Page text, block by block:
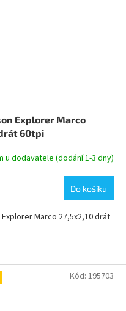
Explorer Marco
60tpi
u dodavatele (dodání 1-3 dny)
Do košíku
Marco 27,5x2,10 drát
Kód: 195703